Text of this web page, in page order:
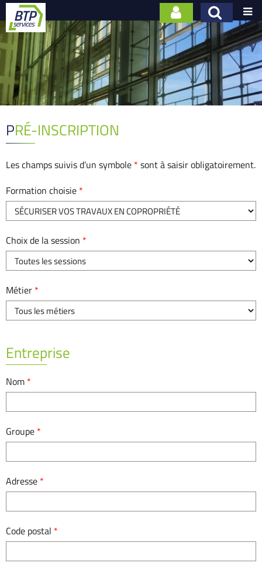

PRÉ-INSCRIPTION
Les champs suivis d’un symbole * sont à saisir obligatoirement.
Formation choisie *
Choix de la session *
Métier *
Entreprise
Nom *
Groupe *
Adresse *
Code postal *